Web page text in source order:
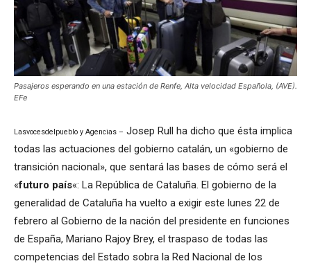
Pasajeros esperando en una estación de Renfe, Alta velocidad Española, (AVE).
EFe
Lasvocesdelpueblo y Agencias – Josep Rull ha dicho que ésta implica
todas las actuaciones del gobierno catalán, un «gobierno de
transición nacional», que sentará las bases de cómo será el
«futuro país«: La República de Cataluña. El gobierno de la
generalidad de Cataluña ha vuelto a exigir este lunes 22 de
febrero al Gobierno de la nación del presidente en funciones
de España, Mariano Rajoy Brey, el traspaso de todas las
competencias del Estado sobra la Red Nacional de los